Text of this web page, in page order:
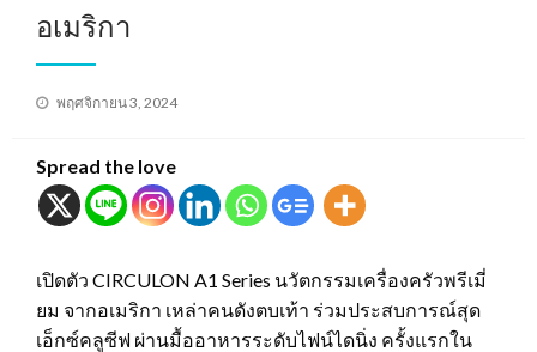
อเมริกา
Posted
พฤศจิกายน 3, 2024
Spread the love
เปิดตัว CIRCULON A1 Series นวัตกรรมเครื่องครัวพรีเมี่
ยม จากอเมริกา เหล่าคนดังตบเท้า ร่วมประสบการณ์สุด
เอ็กซ์คลูซีฟ ผ่านมื้ออาหารระดับไฟน์ไดนิ่ง ครั้งแรกใน